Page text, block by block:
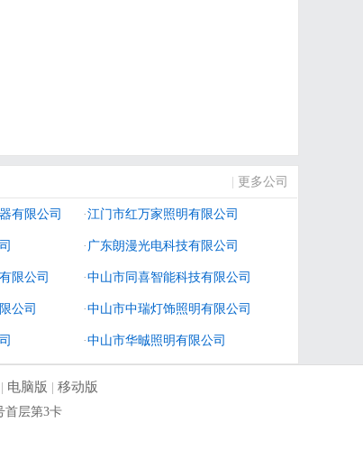
更多公司
有限公司 ·江门市红万家照明有限公司
·广东朗漫光电科技有限公司
限公司 ·中山市同喜智能科技有限公司
公司 ·中山市中瑞灯饰照明有限公司
·中山市华晠照明有限公司
| 电脑版 | 移动版
首层第3卡